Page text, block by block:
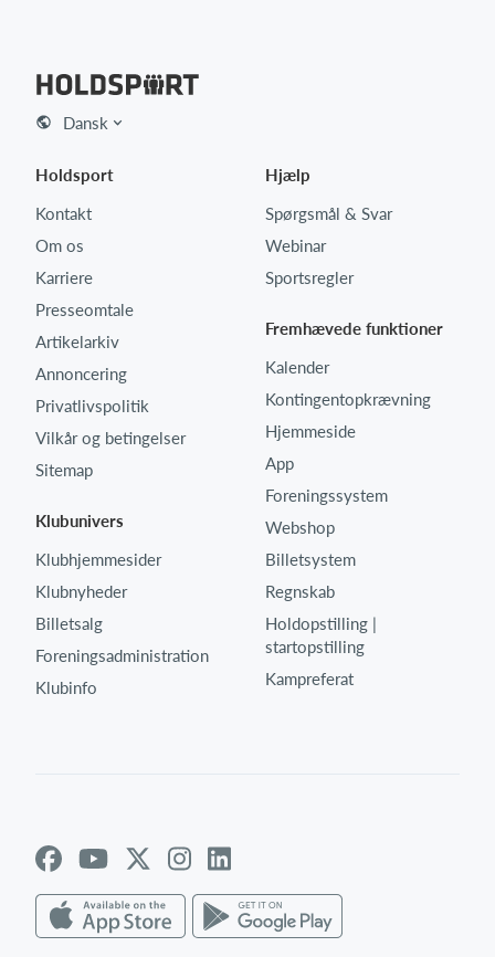
Dansk
Holdsport
Kontakt
Om os
Karriere
Presseomtale
Artikelarkiv
Annoncering
Privatlivspolitik
Vilkår og betingelser
Sitemap
Klubunivers
Klubhjemmesider
Klubnyheder
Billetsalg
Foreningsadministration
Klubinfo
Hjælp
Spørgsmål & Svar
Webinar
Sportsregler
Fremhævede funktioner
Kalender
Kontingentopkrævning
Hjemmeside
App
Foreningssystem
Webshop
Billetsystem
Regnskab
Holdopstilling |
startopstilling
Kampreferat